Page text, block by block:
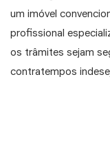
um imóvel
profissional
os trâmites sejam
contratempos